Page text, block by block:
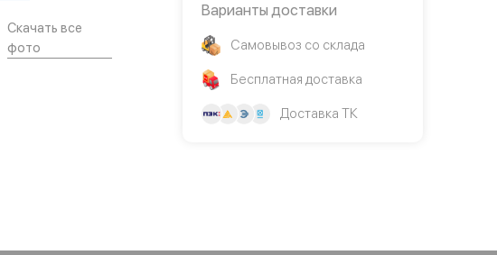
Скачать все
фото
Варианты доставки
Самовывоз со склада
Бесплатная доставка
Доставка ТК